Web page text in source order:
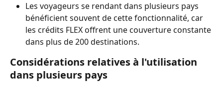
Les voyageurs se rendant dans plusieurs pays
bénéficient souvent de cette fonctionnalité, car
les crédits FLEX offrent une couverture constante
dans plus de 200 destinations.
Considérations relatives à l'utilisation
dans plusieurs pays